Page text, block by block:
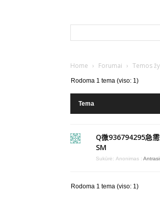
Home › Forumai › Temos
Rodoma 1 tema (viso: 1)
Tema
Q微936794295急
SM
Sukūrė: Anonimas :
Rodoma 1 tema (viso: 1)